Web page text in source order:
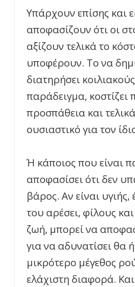
Υπάρχουν επίσης και
αποφασίζουν ότι οι
αξίζουν τελικά το
υποφέρουν. Το να
διατηρήσει
παράδειγμα, κοστίζει
προσπάθεια και
ουσιαστικό για τον
Ή κάποιος που είναι
αποφασίσει ότι δεν
βάρος. Αν είναι
του αρέσει, φίλους
ζωή, μπορεί να
για να αδυνατίσει θα
μικρότερο μέγεθος
ελάχιστη διαφορά.